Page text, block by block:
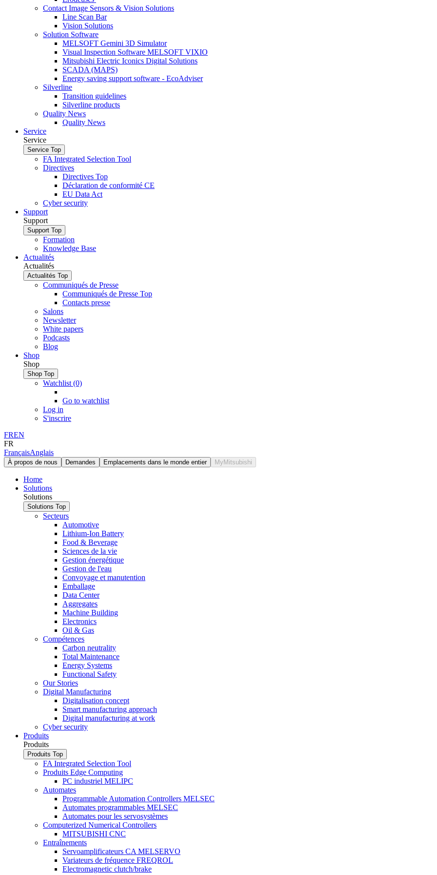
Contact Image Sensors & Vision Solutions
Line Scan Bar
Vision Solutions
Solution Software
MELSOFT Gemini 3D Simulator
Visual Inspection Software MELSOFT VIXIO
Mitsubishi Electric Iconics Digital Solutions
SCADA (MAPS)
Energy saving support software - EcoAdviser
Silverline
Transition guidelines
Silverline products
Quality News
Quality News
Service
Service
Service Top
FA Integrated Selection Tool
Directives
Directives Top
Dé­cla­ration de confor­mité CE
EU Data Act
Cyber security
Support
Support
Support Top
Formation
Knowledge Base
Actualités
Actualités
Actualités Top
Communiqués de Presse
Communiqués de Presse Top
Contacts presse
Salons
Newsletter
White papers
Podcasts
Blog
Shop
Shop
Shop Top
Watchlist (0)
Go to watchlist
Log in
S'inscrire
FREN
FR
FrançaisAnglais
À propos de nous Demandes Emplacements dans le monde entier MyMitsubishi
Home
Solutions
Solutions
Solutions Top
Secteurs
Automotive
Lithium-Ion Battery
Food & Beverage
Sciences de la vie
Gestion énergétique
Gestion de l'eau
Convoyage et manutention
Emballage
Data Center
Aggregates
Machine Building
Electronics
Oil & Gas
Compétences
Carbon neutrality
Total Maintenance
Energy Systems
Functional Safety
Our Stories
Digital Manufacturing
Digitalisation concept
Smart manufacturing approach
Digital manufacturing at work
Cyber security
Produits
Produits
Produits Top
FA Integrated Selection Tool
Produits Edge Computing
PC industriel MELIPC
Automates
Programmable Automation Controllers MELSEC
Automates programmables MELSEC
Automates pour les servosystèmes
Computerized Numerical Controllers
MITSUBISHI CNC
Entraînements
Servoamplificateurs CA MELSERVO
Variateurs de fréquence FREQROL
Electromagnetic clutch/brake